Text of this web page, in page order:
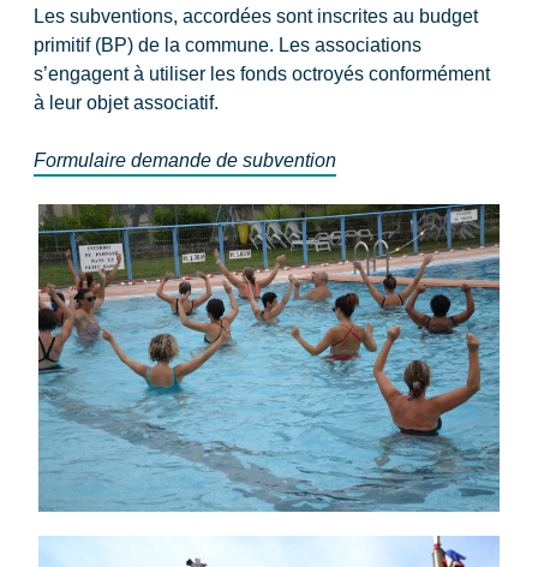
Les subventions, accordées sont inscrites au budget
primitif (BP) de la commune. Les associations
s’engagent à utiliser les fonds octroyés conformément
à leur objet associatif.
Formulaire demande de subvention